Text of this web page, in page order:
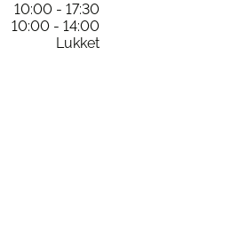
10:00 - 17:30
10:00 - 14:00
Lukket